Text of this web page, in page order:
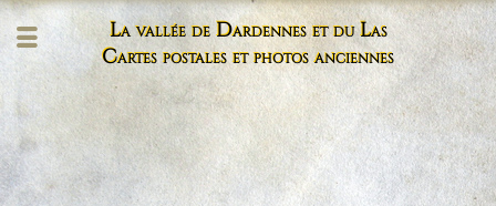
La vallée de Dardennes et du Las
Cartes postales et photos anciennes